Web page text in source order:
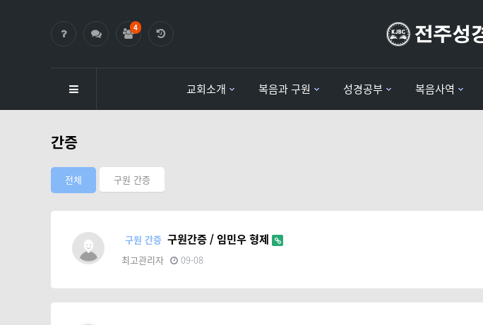
4
교회소개 복음과 구원 성경공부 복음사역
하위분류
간증
전체 구원 간증
구원 간증 구원간증 / 임민우 형제
최고관리자 09-08